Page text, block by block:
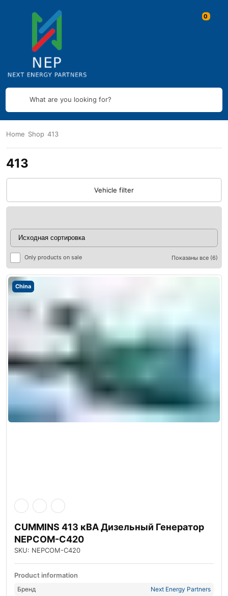
What are you looking for?
Home Shop 413
413
Vehicle filter
Only products on sale Показаны все (6)
China
CUMMINS 413 кВА Дизельный Генератор
NEPCOM-C420
SKU: NEPCOM-C420
Product information
Бренд
Next Energy Partners